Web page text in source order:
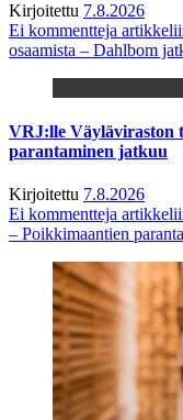
Kirjoitettu 7.8.2026
Ei kommentteja
osaamista – Dahlbom
VRJ:lle Väyläviraston
parantaminen jatkuu
Kirjoitettu 7.8.2026
Ei kommentteja
– Poikkimaantien